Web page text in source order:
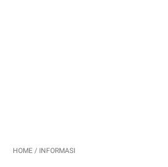
HOME / INFORMASI